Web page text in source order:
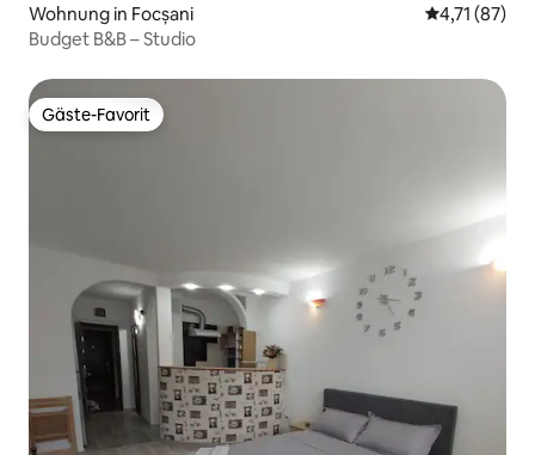
Wohnung in Focșani
4,71 (87)
Budget B&B – Studio
Gäste-Favorit
Gäste-Favorit